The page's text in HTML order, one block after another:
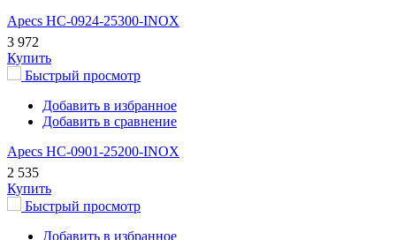
Apecs HC-0924-25300-INOX
3 972
Купить
Быстрый просмотр
Добавить в избранное
Добавить в сравнение
Apecs HC-0901-25200-INOX
2 535
Купить
Быстрый просмотр
Добавить в избранное